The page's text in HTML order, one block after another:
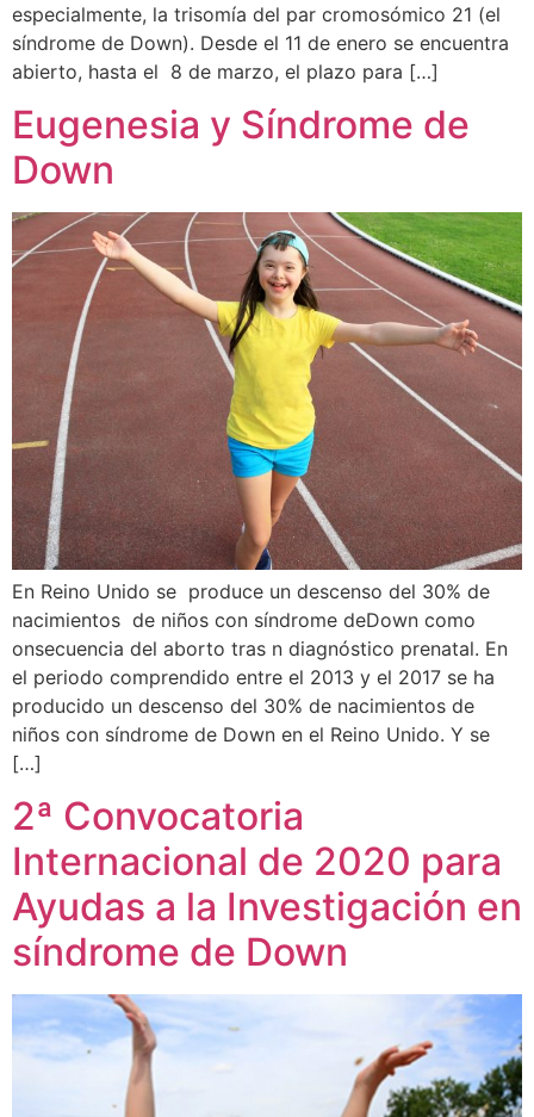
especialmente, la trisomía del par cromosómico 21 (el
síndrome de Down). Desde el 11 de enero se encuentra
abierto, hasta el 8 de marzo, el plazo para […]
Eugenesia y Síndrome de
Down
En Reino Unido se produce un descenso del 30% de
nacimientos de niños con síndrome deDown como
onsecuencia del aborto tras n diagnóstico prenatal. En
el periodo comprendido entre el 2013 y el 2017 se ha
producido un descenso del 30% de nacimientos de
niños con síndrome de Down en el Reino Unido. Y se
[…]
2ª Convocatoria
Internacional de 2020 para
Ayudas a la Investigación en
síndrome de Down